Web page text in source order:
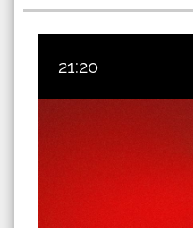
21:20